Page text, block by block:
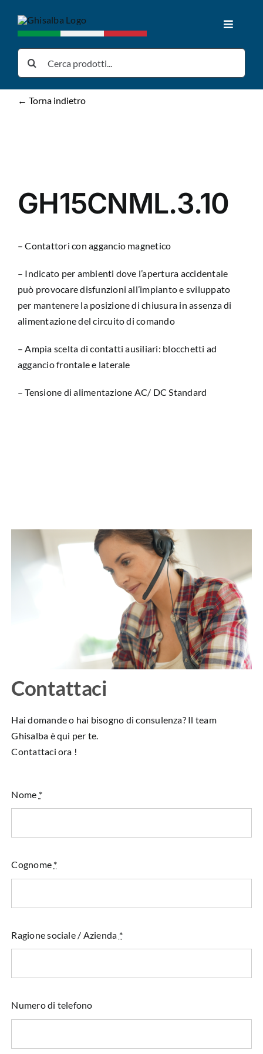
contenuto
Toggle
Chi siamo
← Torna indietro
GH15CNML.3.10
– Contattori con aggancio magnetico
– Indicato per ambienti dove l’apertura accidentale
può provocare disfunzioni all’impianto e sviluppato
per mantenere la posizione di chiusura in assenza di
alimentazione del circuito di comando
– Ampia scelta di contatti ausiliari: blocchetti ad
aggancio frontale e laterale
– Tensione di alimentazione AC/ DC Standard
Contattaci
Hai domande o hai bisogno di consulenza? Il team
Ghisalba è qui per te.
Contattaci ora !
Nome *
Cognome *
Ragione sociale / Azienda *
Numero di telefono